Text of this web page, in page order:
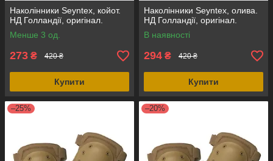
Наколінники Seyntex, койот.
НД Голландії, оригінал.
Менше 3 од.
273 ₴ 420 ₴
Купити
Наколінники Seyntex, олива.
НД Голландії, оригінал.
В наявності
294 ₴ 420 ₴
Купити
–25% –20%